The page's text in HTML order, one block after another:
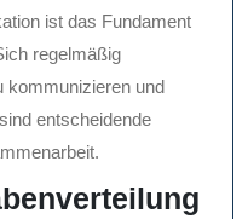
ist das Fundament
regelmäßig
kommunizieren und
entscheidende